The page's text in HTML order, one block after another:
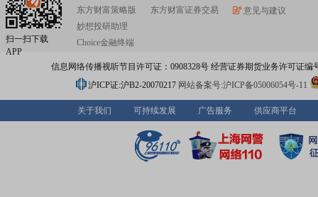
扫一扫下载
APP
东方财富策略版
妙想投研助理
Choice金融终端
东方财富证券交易
意见与建议
信息网络传播视听节目许可证：0908328号 经营证券期货业务许可证编
沪ICP证:沪B2-20070217 网站备案号:沪ICP备05006054号-11
关于我们 可持续发展 广告服务 供应商平台